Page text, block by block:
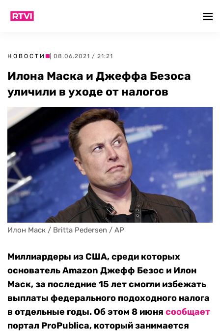
НОВОСТИ | 08.06.2021 / 21:21
Илона Маска и Джеффа Безоса
уличили в уходе от налогов
Илон Маск / Britta Pedersen / AP
Миллиардеры из США, среди которых
основатель Amazon Джефф Безос и Илон
Маск, за последние 15 лет смогли избежать
выплаты федерального подоходного налога
в отдельные годы. Об этом 8 июня сообщает
портал ProPublica, который занимается